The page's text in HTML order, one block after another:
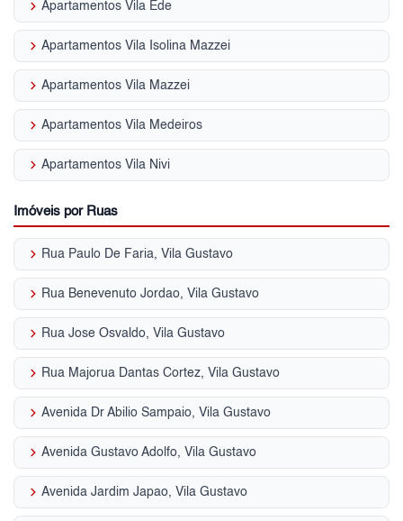
keyboard_arrow_right Apartamentos Vila Ede
keyboard_arrow_right Apartamentos Vila Isolina Mazzei
keyboard_arrow_right Apartamentos Vila Mazzei
keyboard_arrow_right Apartamentos Vila Medeiros
keyboard_arrow_right Apartamentos Vila Nivi
Imóveis por Ruas
keyboard_arrow_right Rua Paulo De Faria, Vila Gustavo
keyboard_arrow_right Rua Benevenuto Jordao, Vila Gustavo
keyboard_arrow_right Rua Jose Osvaldo, Vila Gustavo
keyboard_arrow_right Rua Majorua Dantas Cortez, Vila Gustavo
keyboard_arrow_right Avenida Dr Abilio Sampaio, Vila Gustavo
keyboard_arrow_right Avenida Gustavo Adolfo, Vila Gustavo
keyboard_arrow_right Avenida Jardim Japao, Vila Gustavo